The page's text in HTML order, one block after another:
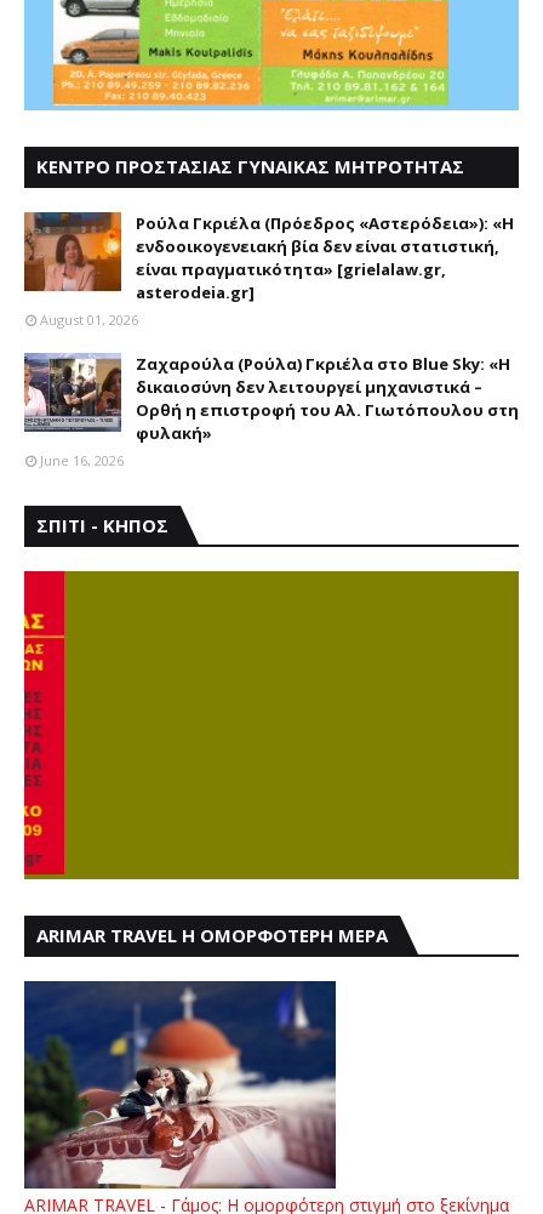
ΚΕΝΤΡΟ ΠΡΟΣΤΑΣΙΑΣ ΓΥΝΑΙΚΑΣ ΜΗΤΡΟΤΗΤΑΣ
Ρούλα Γκριέλα (Πρόεδρος «Αστερόδεια»): «Η
ενδοοικογενειακή βία δεν είναι στατιστική,
είναι πραγματικότητα» [grielalaw.gr,
asterodeia.gr]
August 01, 2026
Ζαχαρούλα (Ρούλα) Γκριέλα στο Blue Sky: «Η
δικαιοσύνη δεν λειτουργεί μηχανιστικά –
Ορθή η επιστροφή του Αλ. Γιωτόπουλου στη
φυλακή»
June 16, 2026
ΣΠΙΤΙ - ΚΗΠΟΣ
ARIMAR TRAVEL Η ΟΜΟΡΦΟΤΕΡΗ ΜΕΡΑ
ARIMAR TRAVEL - Γάμος: Η ομορφότερη στιγμή στο ξεκίνημα